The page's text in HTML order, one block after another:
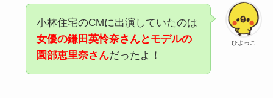
ひよっこ
小林住宅のCMに出演していたのは
女優の鎌田英怜奈さんとモデルの
園部恵里奈さんだったよ！